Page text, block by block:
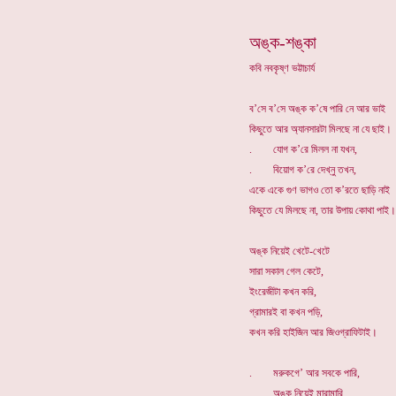
অঙ্ক-শঙ্কা
কবি নবকৃষ্ণ ভট্টাচার্য
ব’সে ব’সে অঙ্ক ক’ষে পারি নে আর ভাই
কিছুতে আর অ্যানসারটা মিলছে না যে ছাই।
. যোগ ক’রে মিলল না যখন,
. বিয়োগ ক’রে দেখ্নু তখন,
একে একে গুণ ভাগও তো ক’রতে ছাড়ি নাই
কিছুতে যে মিলছে না, তার উপায় কোথা পাই।
অঙ্ক নিয়েই খেটে-খেটে
সারা সকাল গেল কেটে,
ইংরেজীটা কখন করি,
গ্রামারই বা কখন পড়ি,
কখন করি হাইজিন আর জিওগ্রাফিটাই।
. মরুকগে’ আর সবকে পারি,
. অঙ্ক নিয়েই মারামারি,